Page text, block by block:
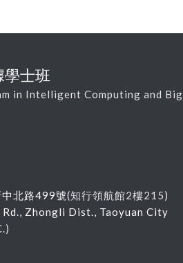
學士班
in Intelligent Computing and Big
北路499號(知行領航館2樓215)
Zhongli Dist., Taoyuan City